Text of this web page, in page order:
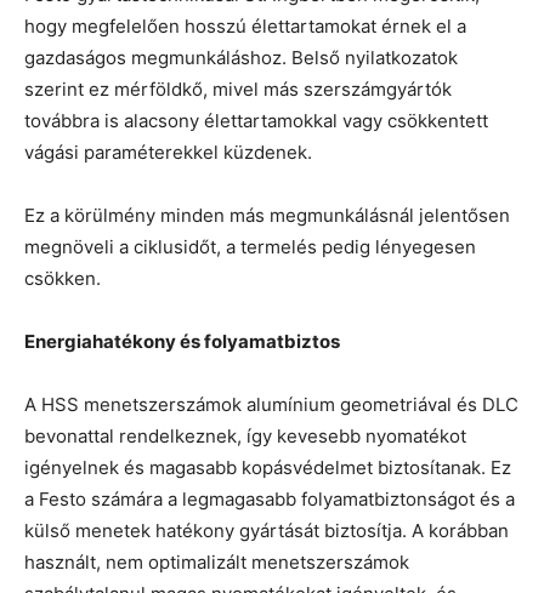
hogy megfelelően hosszú élettartamokat érnek el a
gazdaságos megmunkáláshoz. Belső nyilatkozatok
szerint ez mérföldkő, mivel más szerszámgyártók
továbbra is alacsony élettartamokkal vagy csökkentett
vágási paraméterekkel küzdenek.
Ez a körülmény minden más megmunkálásnál jelentősen
megnöveli a ciklusidőt, a termelés pedig lényegesen
csökken.
Energiahatékony és folyamatbiztos
A HSS menetszerszámok alumínium geometriával és DLC
bevonattal rendelkeznek, így kevesebb nyomatékot
igényelnek és magasabb kopásvédelmet biztosítanak. Ez
a Festo számára a legmagasabb folyamatbiztonságot és a
külső menetek hatékony gyártását biztosítja. A korábban
használt, nem optimalizált menetszerszámok